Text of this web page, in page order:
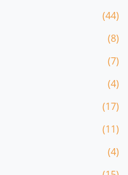
(44)
(8)
(7)
(4)
(17)
(11)
(4)